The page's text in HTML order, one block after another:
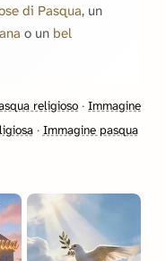
di Pasqua, un
o un bel
religioso · Immagine
· Immagine pasqua